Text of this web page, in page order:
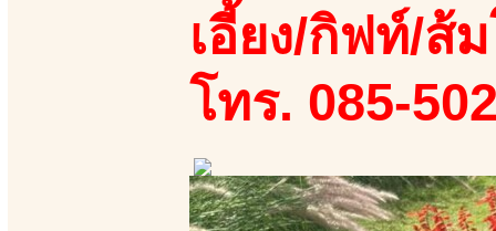
เอี้ยง/กิฟท์/ส้
โทร. 085-